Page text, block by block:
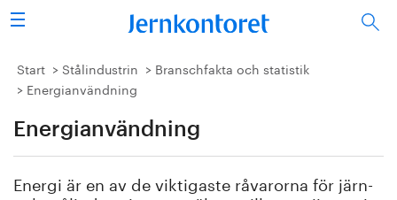
Sök
Stålindustrin
Forskning/utbildning
Start Stålindustrin
Branschfakta och statistik
Energianvändning
Energianvändning
Energi är en av de viktigaste råvarorna för järn-